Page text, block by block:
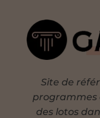
Site de
programmes
des lotos